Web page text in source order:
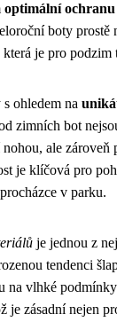
optimální
boty prostě
je pro podzim
ohledem na
zimních bot
ale zároveň
je klíčová pro
v parku.
je jednou z
tendenci
na vlhké
je zásadní nejen